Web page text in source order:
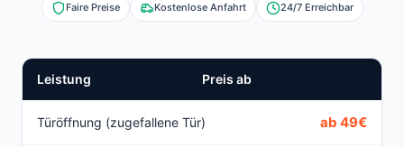
Faire Preise Kostenlose Anfahrt 24/7 Erreichbar
Leistung Preis ab
Türöffnung (zugefallene Tür) ab 49€